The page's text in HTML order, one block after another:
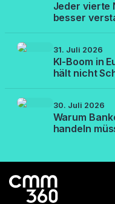
Jeder vierte
besser
31. Juli 2026
KI-Boom in
hält nicht
30. Juli 2026
Warum
handeln